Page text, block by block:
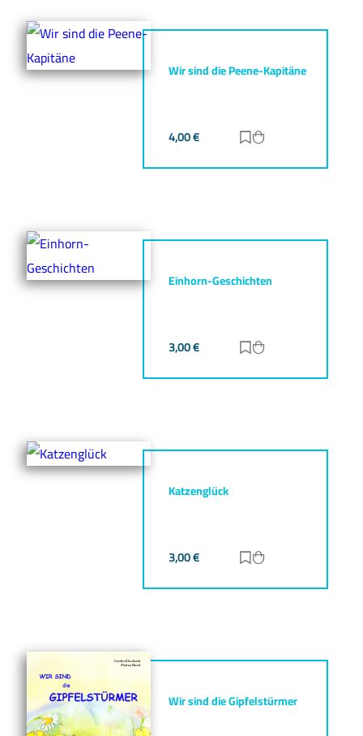
Wir sind die Peene-Kapitäne
4,00€ Zur Merkliste
Einhorn-Geschichten
3,00€ Zur Merkliste
Katzenglück
3,00€ Zur Merkliste
Wir sind die Gipfelstürmer